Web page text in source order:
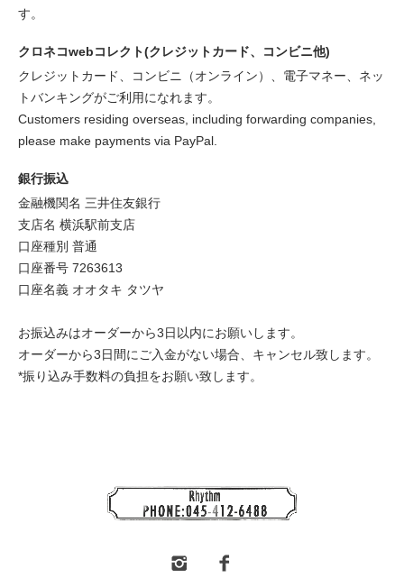
す。
クロネコwebコレクト(クレジットカード、コンビニ他)
クレジットカード、コンビニ（オンライン）、電子マネー、ネッ
トバンキングがご利用になれます。
Customers residing overseas, including forwarding companies,
please make payments via PayPal.
銀行振込
金融機関名 三井住友銀行
支店名 横浜駅前支店
口座種別 普通
口座番号 7263613
口座名義 オオタキ タツヤ
お振込みはオーダーから3日以内にお願いします。
オーダーから3日間にご入金がない場合、キャンセル致します。
*振り込み手数料の負担をお願い致します。